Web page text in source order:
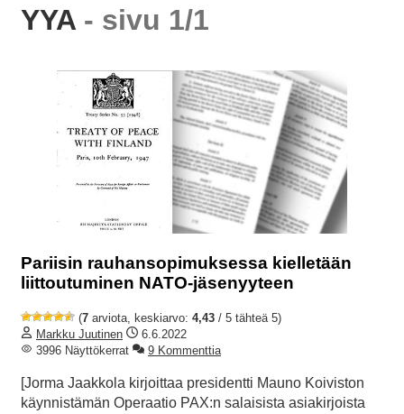
YYA - sivu 1/1
Pariisin rauhansopimuksessa kielletään
liittoutuminen NATO-jäsenyyteen
(7 arviota, keskiarvo: 4,43 / 5 tähteä 5)
Markku Juutinen
6.6.2022
3996 Näyttökerrat
9 Kommenttia
[Jorma Jaakkola kirjoittaa presidentti Mauno Koiviston
käynnistämän Operaatio PAX:n salaisista asiakirjoista